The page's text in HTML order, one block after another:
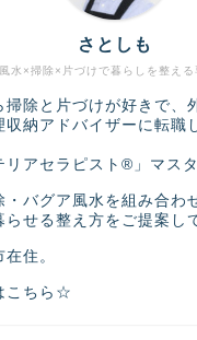
風水×掃除×片づけで暮らしを整える
さとしも
掃除と片づけが好きで、
収納アドバイザーに転職
リアセラピスト®」マス
・バグア風水を組み合わ
せる整え方をご提案し
住。
こちら☆